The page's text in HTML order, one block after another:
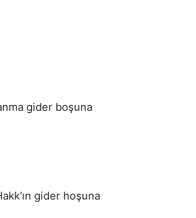
gider boşuna
gider hoşuna